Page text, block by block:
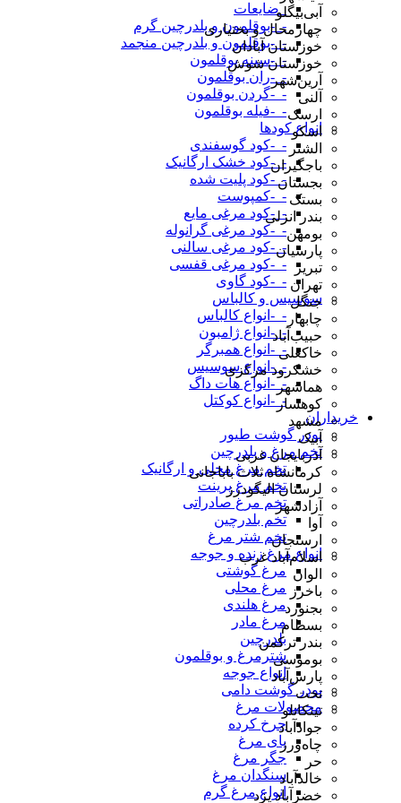
_ضایعات
-_-بوقلمون و بلدرچین گرم
-_-بوقلمون و بلدرچین منجمد
-_-سینه بوقلمون
-_-ران بوقلمون
-_-گردن بوقلمون
-_-فیله بوقلمون
انواع کودها
-_-کود گوسفندی
-_-کود خشک ارگانیک
-_-کود پلیت شده
-_-کمپوست
-_-کود مرغی مایع
-_-کود مرغی گرانوله
-_-کود مرغی سالنی
-_-کود مرغی قفسی
-_-کود گاوی
سوسیس و کالباس
-_-انواع کالباس
-_-انواع ژامبون
-_-انواع همبرگر
-_-انواع سوسیس
-_-انواع هات داگ
-_-انواع کوکتل
خریداران
پودر گوشت طیور
تخم مرغ و بلدرچین
تخم مرغ محلی و ارگانیک
تخم مرغ پرینت
تخم مرغ صادراتی
تخم بلدرچین
تخم شتر مرغ
انواع مرغ زنده و جوجه
مرغ گوشتی
مرغ محلی
مرغ هلندی
مرغ مادر
بلدرچین
شترمرغ و بوقلمون
انواع جوجه
پودر گوشت دامی
محصولات مرغ
چرخ کرده
پای مرغ
جگر مرغ
سنگدان مرغ
انواع مرغ گرم
آبی‌بیگلو
چهارمحال و بختیاری
خوزستان آبادان
خوزستان شوش
آرین‌شهر
آلنی
ارسک
اسکو
الشتر
باجگیران
بجستان
بستک
بندر انزلی
بومهن
پارسیان
تبریز
تهران
جنگل
چابهار
حبیب‌آباد
خاکعلی
خشکرود مرکزی
هماشهر
کوهسار
مشهد
آبیک
آذربایجان غربی
کرمانشاه ثلاث باباجانی
لرستان الیگودرز
آزادشهر
آوا
ارسنجان
اسلام‌آباد غرب
الوان
باخرز
بجنورد
بسطام
بندر ترکمن
بوموسی
پارس‌آباد
تخت
تیتکانلو
جوادآباد
چاه‌ورز
حر
خالدآباد
خضرآباد یزد